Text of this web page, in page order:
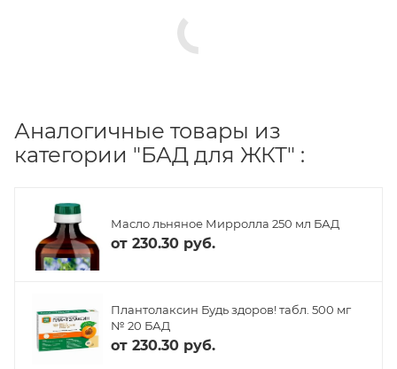
Аналогичные товары из
категории "БАД для ЖКТ" :
Масло льняное Мирролла 250 мл БАД
от 230.30 руб.
Плантолаксин Будь здоров! табл. 500 мг
№ 20 БАД
от 230.30 руб.